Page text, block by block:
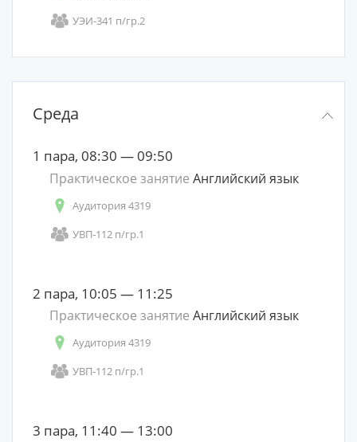
УЭИ-341 п/гр.2
Среда
1 пара, 08:30 — 09:50
Практическое занятие Английский язык
Аудитория 4319
УВП-112 п/гр.1
2 пара, 10:05 — 11:25
Практическое занятие Английский язык
Аудитория 4319
УВП-112 п/гр.1
3 пара, 11:40 — 13:00